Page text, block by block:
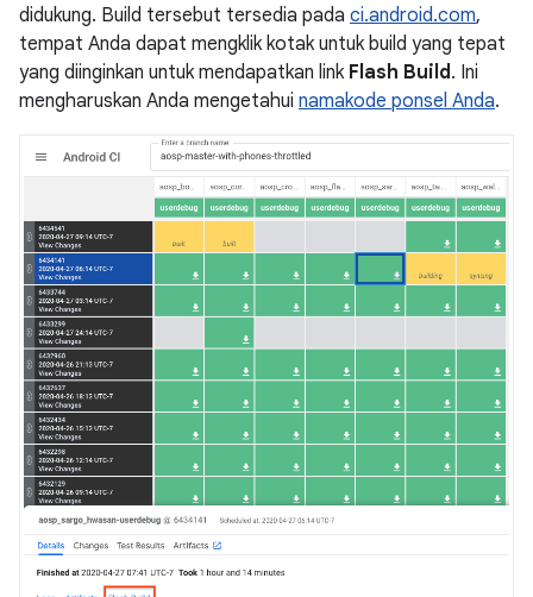
didukung. Build tersebut tersedia pada ci.android.com,
tempat Anda dapat mengklik kotak untuk build yang tepat
yang diinginkan untuk mendapatkan link Flash Build. Ini
mengharuskan Anda mengetahui namakode ponsel Anda.